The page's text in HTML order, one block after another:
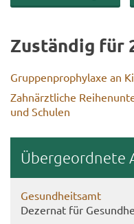
Zu­stän­dig für
Grup­pen­pro­phy­la­xe an
Zahn­ärzt­li­che
und Schu­len
Über­ge­ord­ne­te
Ge­sund­heits­amt
De­zer­nat für